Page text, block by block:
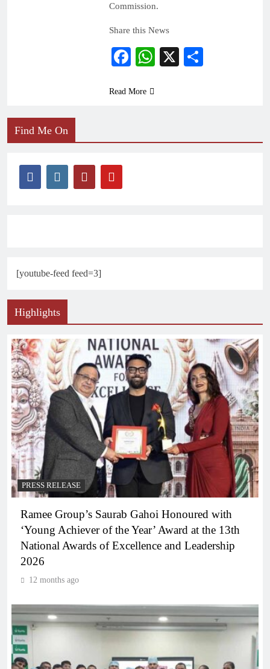
Commission.
Share this News
Facebook
WhatsApp
X
Read More
Find Me On
[youtube-feed feed=3]
Highlights
PRESS RELEASE
Ramee Group’s Saurab Gahoi Honoured with
‘Young Achiever of the Year’ Award at the 13th
National Awards of Excellence and Leadership
2026
12 months ago